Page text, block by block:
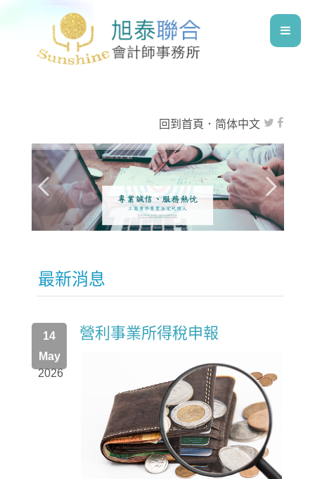
回到首頁 ． 简体中文
最新消息
2026
14
May
營利事業所得稅申報